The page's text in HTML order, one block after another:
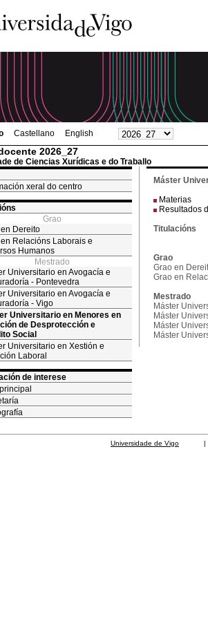
Castellano English
2026_27
de Ciencias Xurídicas e do Traballo
xeral do centro
Grao
Dereito
Relacións Laborais e
Humanos
Mestrado
Universitario en Avogacía e
- Pontevedra
Universitario en Avogacía e
- Vigo
Universitario en Menores en
de Desprotección e
Social
Universitario en Xestión e
Laboral
de interese
Máster
Materias
Resultados
Titulacións
Grao
Grao en
Grao en
Mestrado
Máster
Máster
Máster
Máster
Universidade de Vigo |